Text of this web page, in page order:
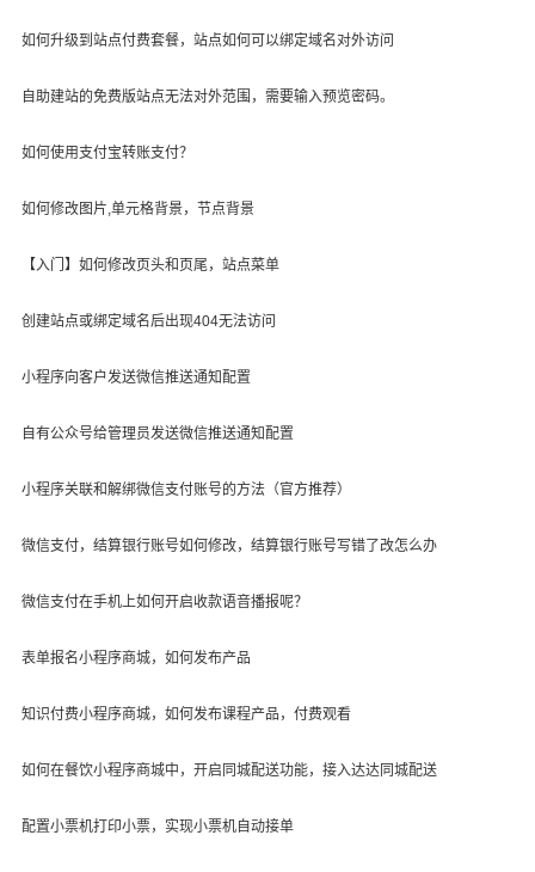
如何升级到站点付费套餐，站点如何可以绑定域名对外访问
自助建站的免费版站点无法对外范围，需要输入预览密码。
如何使用支付宝转账支付？
如何修改图片,单元格背景，节点背景
【入门】如何修改页头和页尾，站点菜单
创建站点或绑定域名后出现404无法访问
小程序向客户发送微信推送通知配置
自有公众号给管理员发送微信推送通知配置
小程序关联和解绑微信支付账号的方法（官方推荐）
微信支付，结算银行账号如何修改，结算银行账号写错了改怎么办
微信支付在手机上如何开启收款语音播报呢？
表单报名小程序商城，如何发布产品
知识付费小程序商城，如何发布课程产品，付费观看
如何在餐饮小程序商城中，开启同城配送功能，接入达达同城配送
配置小票机打印小票，实现小票机自动接单